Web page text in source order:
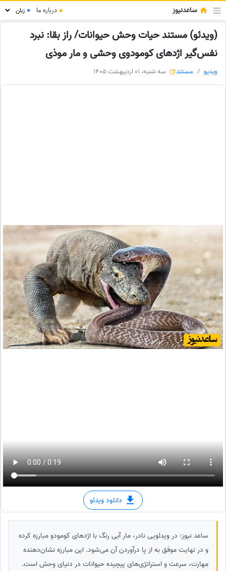
ساعدنیوز ● درباره ما ●
(ویدئو) مستند حیات وحش حیوانات/ راز بقا: نبرد
نفس‌گیر اژدهای کومودوی وحشی و مار موذی
ویدیو مستند سه شنبه، 01 اردیبهشت 1405
دانلود ویدئو
ساعد نیوز: در ویدئویی نادر، مار آبی رنگ با اژدهای کومودو مبارزه کرده
و در نهایت موفق به از پا درآوردن آن می‌شود. این مبارزه نشان‌دهنده
مهارت، سرعت و استراتژی‌های پیچیده حیوانات در دنیای وحش است.